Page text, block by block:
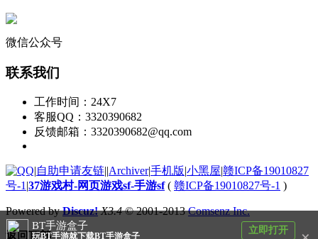
BT手游盒子
玩BT手游就下载BT手游盒子
立即打开
微信公众号
联系我们
工作时间：24X7
客服QQ：3320390682
反馈邮箱：3320390682@qq.com
|自助申请友链||Archiver|手机版|小黑屋|赣ICP备19010827
号-1 |37游戏村-网页游戏sf-手游sf( 赣ICP备19010827号-1 )
Powered byDiscuz! X3.4 © 2001-2013Comsenz Inc.
返回顶部